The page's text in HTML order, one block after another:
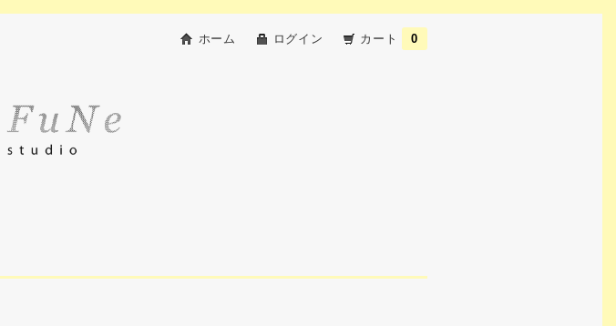
ホーム ログイン カート 0